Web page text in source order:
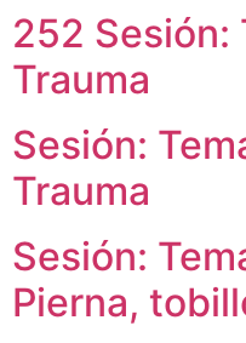
252 Sesión:
Trauma
Sesión:
Trauma
Sesión:
Pierna,